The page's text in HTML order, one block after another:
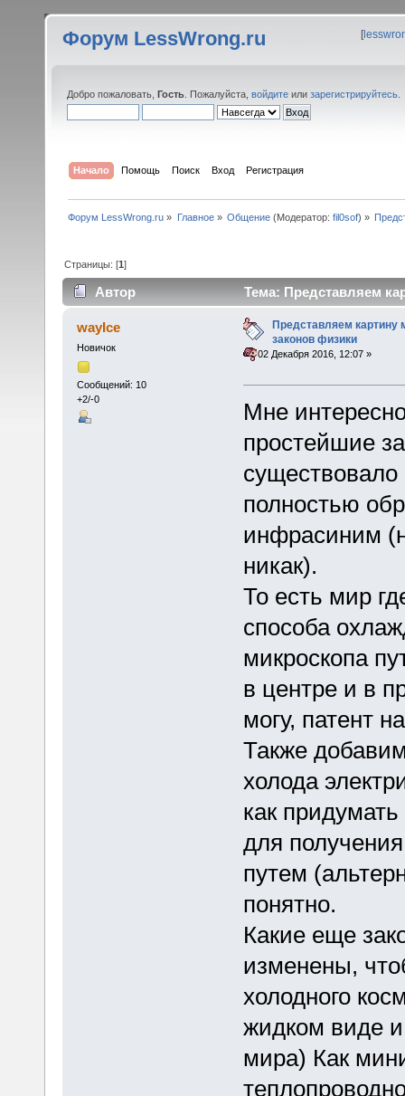
Форум LessWrong.ru [
Добро пожаловать, Гость . Пожалуйста, войдите или зарегистрируйтесь
Начало Помощь Поиск Вход Регистрация
Форум LessWrong.ru » Главное» Общение(Модератор: fil0sof) »
Страницы: [1]
Автор
Тема: Представляем
wayIce
Новичок
Сообщений: 10
+2/-0
Представляем картину
законов физики
«:02 Декабря 2016, 12:07 »
Мне
простейшие
существовало
полностью
инфрасиним
никак).
То есть мир
способа
микроскопа
в центре и в
могу, патент
Также
холода
как
для
путем
понятно.
Какие еще
изменены,
холодного
жидком виде
мира) Как